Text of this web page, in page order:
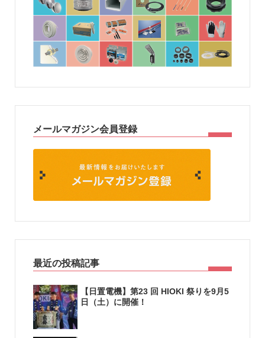
メールマガジン会員登録
最近の投稿記事
【日置電機】第23 回 HIOKI 祭りを9月5
日（土）に開催！